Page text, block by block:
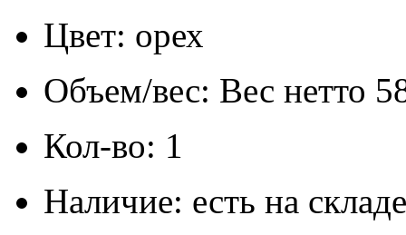
Цвет: орех
Объем/вес: Вес нетто
Кол-во: 1
Наличие: есть на складе